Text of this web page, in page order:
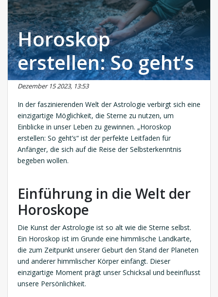
Horoskop
erstellen: So geht’s
Dezember 15 2023, 13:53
In der faszinierenden Welt der Astrologie verbirgt sich eine
einzigartige Möglichkeit, die Sterne zu nutzen, um
Einblicke in unser Leben zu gewinnen. „Horoskop
erstellen: So geht’s“ ist der perfekte Leitfaden für
Anfänger, die sich auf die Reise der Selbsterkenntnis
begeben wollen.
Einführung in die Welt der
Horoskope
Die Kunst der Astrologie ist so alt wie die Sterne selbst.
Ein Horoskop ist im Grunde eine himmlische Landkarte,
die zum Zeitpunkt unserer Geburt den Stand der Planeten
und anderer himmlischer Körper einfängt. Dieser
einzigartige Moment prägt unser Schicksal und beeinflusst
unsere Persönlichkeit.